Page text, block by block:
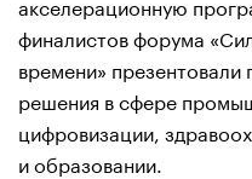
финалистов форума
времени»
решения в сфере
цифровизации,
и образовании.